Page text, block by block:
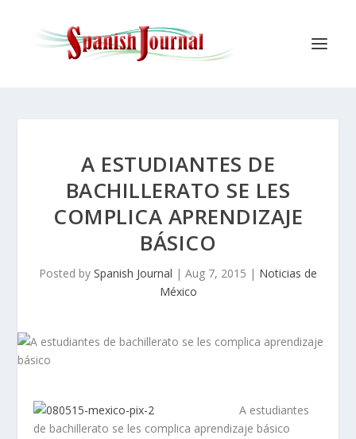
A ESTUDIANTES DE
BACHILLERATO SE LES
COMPLICA APRENDIZAJE
BÁSICO
Posted by Spanish Journal | Aug 7, 2015 | Noticias de
México
A estudiantes
de bachillerato se les complica aprendizaje básico